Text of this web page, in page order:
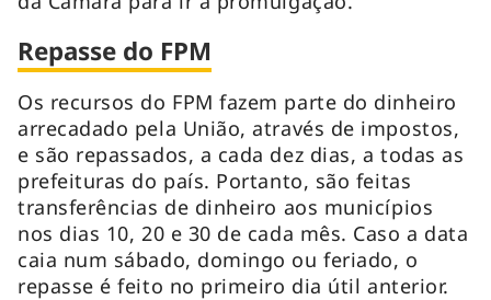
Repasse do FPM
Os recursos do FPM fazem parte do dinheiro
arrecadado pela União, através de impostos,
e são repassados, a cada dez dias, a todas as
prefeituras do país. Portanto, são feitas
transferências de dinheiro aos municípios
nos dias 10, 20 e 30 de cada mês. Caso a data
caia num sábado, domingo ou feriado, o
repasse é feito no primeiro dia útil anterior.